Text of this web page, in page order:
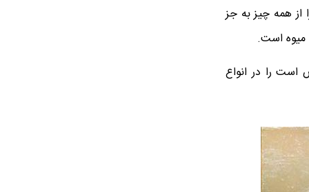
از همه چیز به جز
میوه است.
است را در انواع